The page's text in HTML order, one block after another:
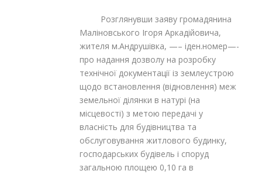
Розглянувши заяву громадянина
Маліновського Ігоря Аркадійовича,
жителя м.Андрушівка, —– іден.номер—-
про надання дозволу на розробку
технічної документації із землеустрою
щодо встановлення (відновлення) меж
земельної ділянки в натурі (на
місцевості) з метою передачі у
власність для будівництва та
обслуговування житлового будинку,
господарських будівель і споруд
загальною площею 0,10 га в